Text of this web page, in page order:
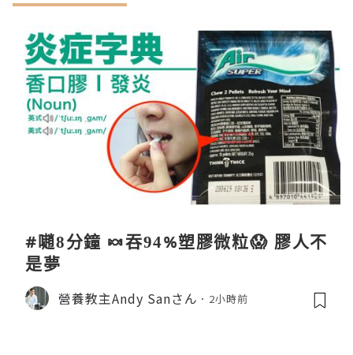
#𡁻8分鐘 🍬吞94%塑膠微粒😱 膠人不
是夢
營養教主Andy Sanさん 2小時前